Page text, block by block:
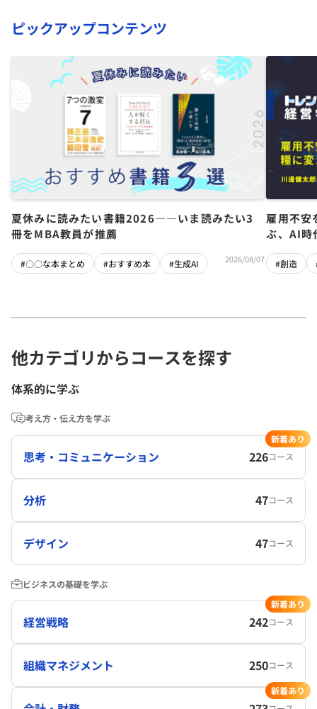
ピックアップコンテンツ
夏休みに読みたい書籍2026――いま読みたい3
冊をMBA教員が推薦
#〇〇な本まとめ #おすすめ本 #生成AI 2026/08/07
雇用不
ぶ、AI時
#創造
他カテゴリからコースを探す
体系的に学ぶ
考え方・伝え方を学ぶ
思考・コミュニケーション 226コース
新着あり
分析 47コース
デザイン 47コース
ビジネスの基礎を学ぶ
経営戦略 242コース
新着あり
組織マネジメント 250コース
新着あり